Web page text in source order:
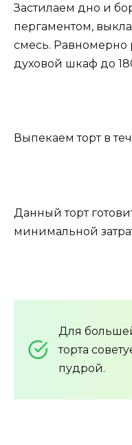
Застилаем дно и
пергаментом,
смесь. Равномерно
духовой шкаф до
Выпекаем торт в
Данный торт
минимальной
Для
торта
пудрой.